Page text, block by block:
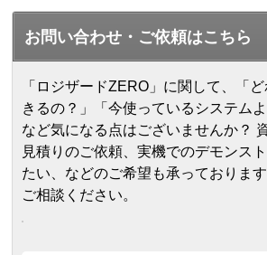
お問い合わせ・ご依頼はこちら
「ロジザードZERO」に関して、「
きるの？」「今使っているシステムよ
など気になる点はございませんか？
見積りのご依頼、実機でのデモンス
たい、などのご希望も承っておりま
ご相談ください。